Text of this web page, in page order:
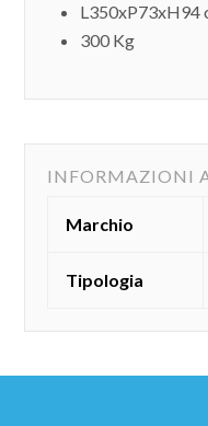
L350xP73xH94
300 Kg
INFORMAZIONI
Marchio
Tipologia